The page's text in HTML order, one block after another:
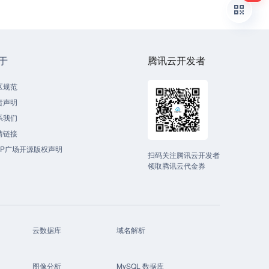
规范
声明
我们
链接
广场开源版权声明
腾讯云开发者
扫码关注腾讯云开发者
领取腾讯云代金券
云数据库 域名解析
图像分析 MySQL 数据库